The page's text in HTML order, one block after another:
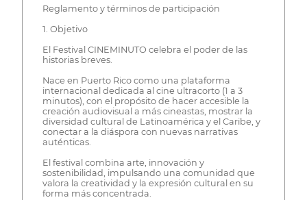
Reglamento y términos de participación
1. Objetivo
El Festival CINEMINUTO celebra el poder de las
historias breves.
Nace en Puerto Rico como una plataforma
internacional dedicada al cine ultracorto (1 a 3
minutos), con el propósito de hacer accesible la
creación audiovisual a más cineastas, mostrar la
diversidad cultural de Latinoamérica y el Caribe, y
conectar a la diáspora con nuevas narrativas
auténticas.
El festival combina arte, innovación y
sostenibilidad, impulsando una comunidad que
valora la creatividad y la expresión cultural en su
forma más concentrada.